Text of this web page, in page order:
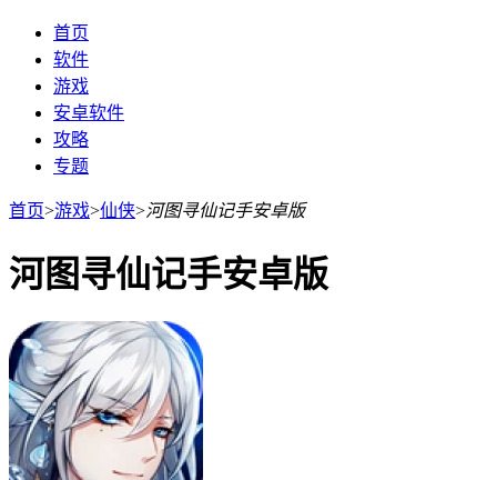
首页
软件
游戏
安卓软件
攻略
专题
首页>游戏>仙侠>河图寻仙记手安卓版
河图寻仙记手安卓版